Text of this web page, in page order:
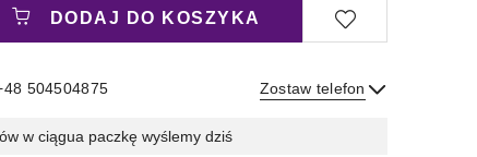
DODAJ DO KOSZYKA
504504875 Zostaw telefon
w ciągua paczkę wyślemy dziś